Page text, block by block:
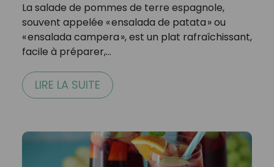
La salade de pommes de terre espagnole,
souvent appelée « ensalada de patata » ou
« ensalada campera », est un plat rafraîchissant,
facile à préparer,…
LIRE LA SUITE